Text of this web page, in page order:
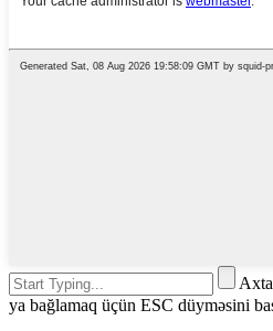
ya bağlamaq üçün ESC düyməsini